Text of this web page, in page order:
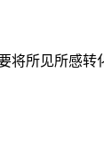
将所见所感转